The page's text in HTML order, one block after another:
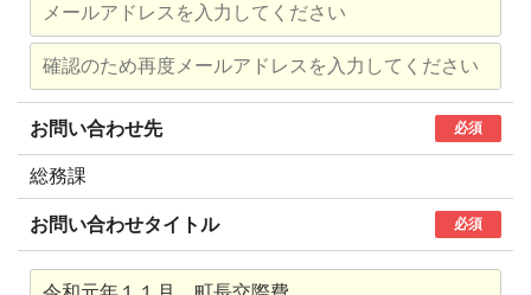
お問い合わせ先 必須
総務課
お問い合わせタイトル 必須